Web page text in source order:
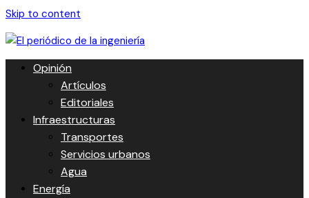
Skip to content
Opinión
Artículos
Editoriales
Infraestructuras
Transportes
Servicios urbanos
Agua
Energía